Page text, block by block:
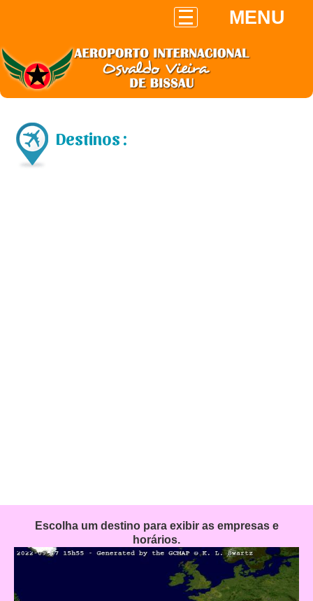
MENU
Destinos :
Escolha um destino para exibir as empresas e
horários.